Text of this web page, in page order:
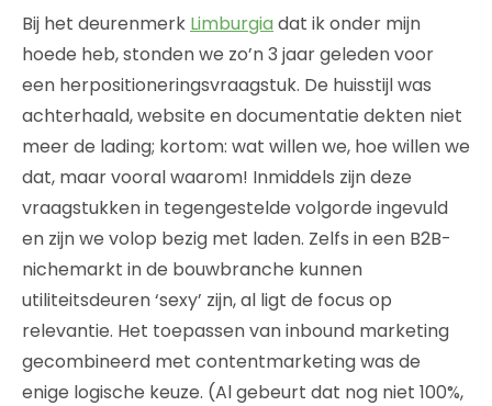
Bij het deurenmerk Limburgia dat ik onder mijn
hoede heb, stonden we zo’n 3 jaar geleden voor
een herpositioneringsvraagstuk. De huisstijl was
achterhaald, website en documentatie dekten niet
meer de lading; kortom: wat willen we, hoe willen we
dat, maar vooral waarom! Inmiddels zijn deze
vraagstukken in tegengestelde volgorde ingevuld
en zijn we volop bezig met laden. Zelfs in een B2B-
nichemarkt in de bouwbranche kunnen
utiliteitsdeuren ‘sexy’ zijn, al ligt de focus op
relevantie. Het toepassen van inbound marketing
gecombineerd met contentmarketing was de
enige logische keuze. (Al gebeurt dat nog niet 100%,